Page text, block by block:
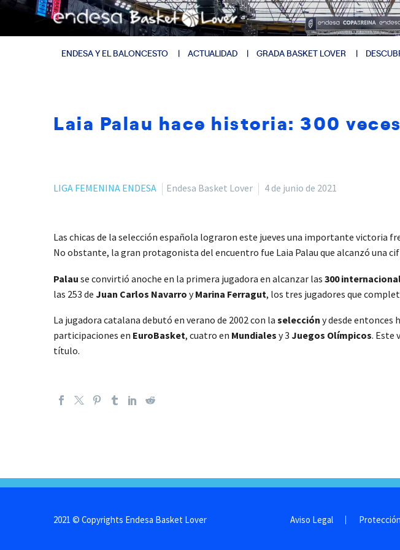
ENDESA Y EL BALONCESTO ACTUALIDAD GRADA BASKET LOVER
Laia Palau hace historia: 300
LIGA FEMENINA ENDESA Endesa Basket Lover 4 de junio de 2021
Las chicas de la selección española lograron este jueves una importante victoria
No obstante, la gran protagonista del encuentro fue Laia Palau que alcanzó una
Palau se convirtió anoche en la primera jugadora en alcanzar las 300
las 253 de Juan Carlos Navarro yMarina Ferragut, los tres jugadores que
La jugadora catalana debutó en verano de 2002 con la selección y desde entonces
participaciones en EuroBasket, cuatro en Mundiales y 3 Juegos Olímpicos. Este
título.
Aviso Legal
2021 © Copyrights Endesa Basket Lover